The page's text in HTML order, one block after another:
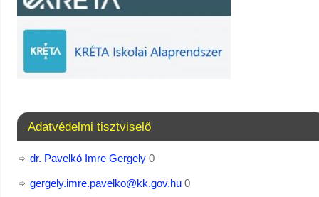
Adatvédelmi tisztviselő
dr. Pavelkó Imre Gergely0
gergely.imre.pavelko@kk.gov.hu0